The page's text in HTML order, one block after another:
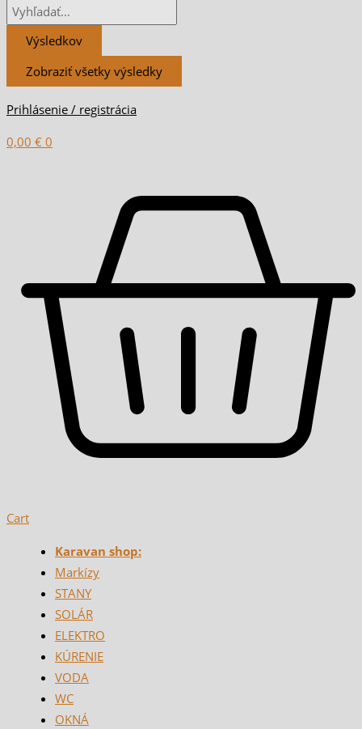
Výsledkov
Zobraziť všetky výsledky
Prihlásenie / registrácia
0,00 € 0
Cart
Karavan shop:
Markízy
STANY
SOLÁR
ELEKTRO
KÚRENIE
VODA
WC
OKNÁ